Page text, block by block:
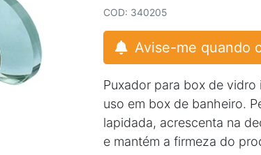
COD: 340205
Avise-me quando
Puxador para box de vidro
uso em box de banheiro.
lapidada, acrescenta na
e mantém a firmeza do